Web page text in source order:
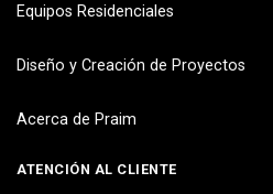
Equipos Residenciales
Diseño y Creación de Proyectos
Acerca de Praim
ATENCIÓN AL CLIENTE